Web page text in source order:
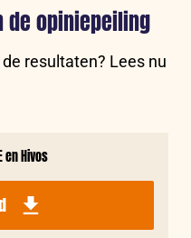
de opiniepeiling
resultaten? Lees nu
en Hivos